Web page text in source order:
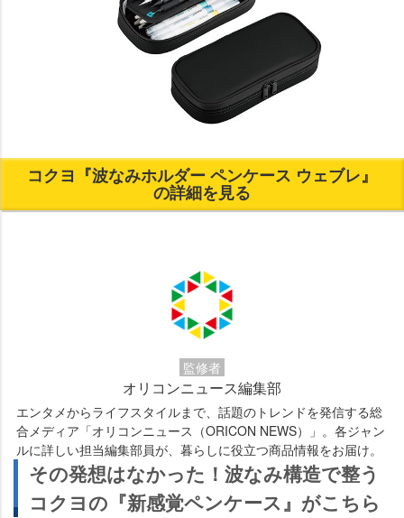
コクヨ『波なみホルダー ペンケース ウェブレ』
の詳細を見る
監修者
オリコンニュース編集部
エンタメからライフスタイルまで、話題のトレンドを発信する総
合メディア「オリコンニュース（ORICON NEWS）」。各ジャン
ルに詳しい担当編集部員が、暮らしに役立つ商品情報をお届け。
その発想はなかった！波なみ構造で整う
コクヨの『新感覚ペンケース』がこちら